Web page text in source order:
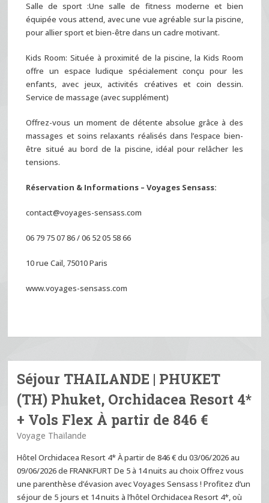
Salle de sport :Une salle de fitness moderne et bien
équipée vous attend, avec une vue agréable sur la piscine,
pour allier sport et bien-être dans un cadre motivant.
Kids Room: Située à proximité de la piscine, la Kids Room
offre un espace ludique spécialement conçu pour les
enfants, avec jeux, activités créatives et coin dessin.
Service de massage (avec supplément)
Offrez-vous un moment de détente absolue grâce à des
massages et soins relaxants réalisés dans l’espace bien-
être situé au bord de la piscine, idéal pour relâcher les
tensions.
Réservation & Informations – Voyages Sensass:
contact@voyages-sensass.com
06 79 75 07 86 / 06 52 05 58 66
10 rue Cail, 75010 Paris
www.voyages-sensass.com
Séjour THAILANDE | PHUKET
(TH) Phuket, Orchidacea Resort 4*
+ Vols Flex À partir de 846 €
Voyage Thaïlande
Hôtel Orchidacea Resort 4* À partir de 846 € du 03/06/2026 au
09/06/2026 de FRANKFURT De 5 à 14 nuits au choix Offrez vous
une parenthèse d’évasion avec Voyages Sensass ! Profitez d’un
séjour de 5 jours et 14 nuits à l’hôtel Orchidacea Resort 4*, où